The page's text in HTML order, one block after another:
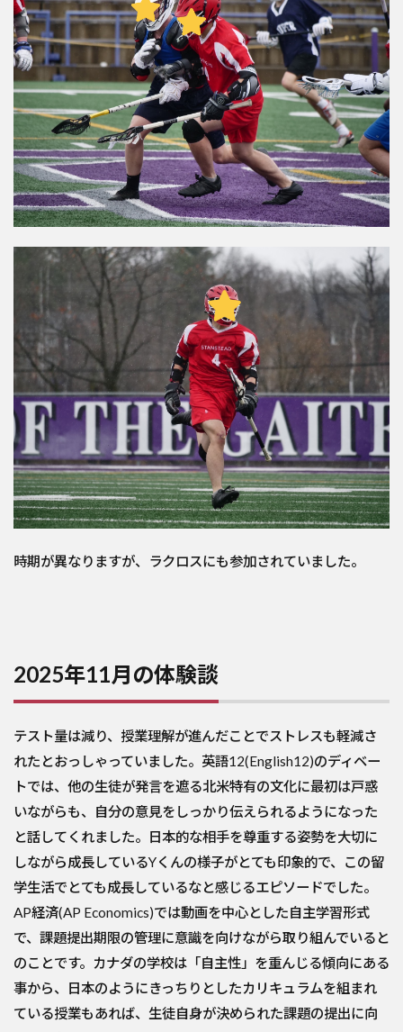
時期が異なりますが、ラクロスにも参加されていました。
2025年11月の体験談
テスト量は減り、授業理解が進んだことでストレスも軽減さ
れたとおっしゃっていました。英語12(English12)のディベー
トでは、他の生徒が発言を遮る北米特有の文化に最初は戸惑
いながらも、自分の意見をしっかり伝えられるようになった
と話してくれました。日本的な相手を尊重する姿勢を大切に
しながら成長しているYくんの様子がとても印象的で、この留
学生活でとても成長しているなと感じるエピソードでした。
AP経済(AP Economics)では動画を中心とした自主学習形式
で、課題提出期限の管理に意識を向けながら取り組んでいると
のことです。カナダの学校は「自主性」を重んじる傾向にある
事から、日本のようにきっちりとしたカリキュラムを組まれ
ている授業もあれば、生徒自身が決められた課題の提出に向